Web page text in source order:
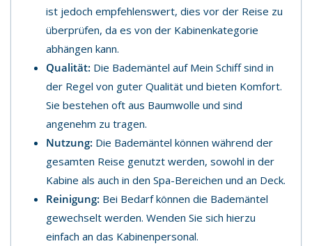
ist jedoch empfehlenswert, dies vor der Reise zu
überprüfen, da es von der Kabinenkategorie
abhängen kann.
Qualität: Die Bademäntel auf Mein Schiff sind in
der Regel von guter Qualität und bieten Komfort.
Sie bestehen oft aus Baumwolle und sind
angenehm zu tragen.
Nutzung: Die Bademäntel können während der
gesamten Reise genutzt werden, sowohl in der
Kabine als auch in den Spa-Bereichen und an Deck.
Reinigung: Bei Bedarf können die Bademäntel
gewechselt werden. Wenden Sie sich hierzu
einfach an das Kabinenpersonal.